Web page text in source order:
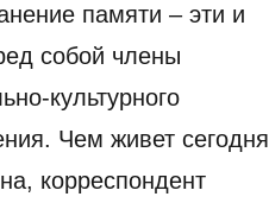
памяти – эти и
собой члены
культурного
Чем живет сегодня
корреспондент